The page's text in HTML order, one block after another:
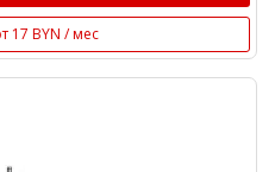
17 BYN / мес